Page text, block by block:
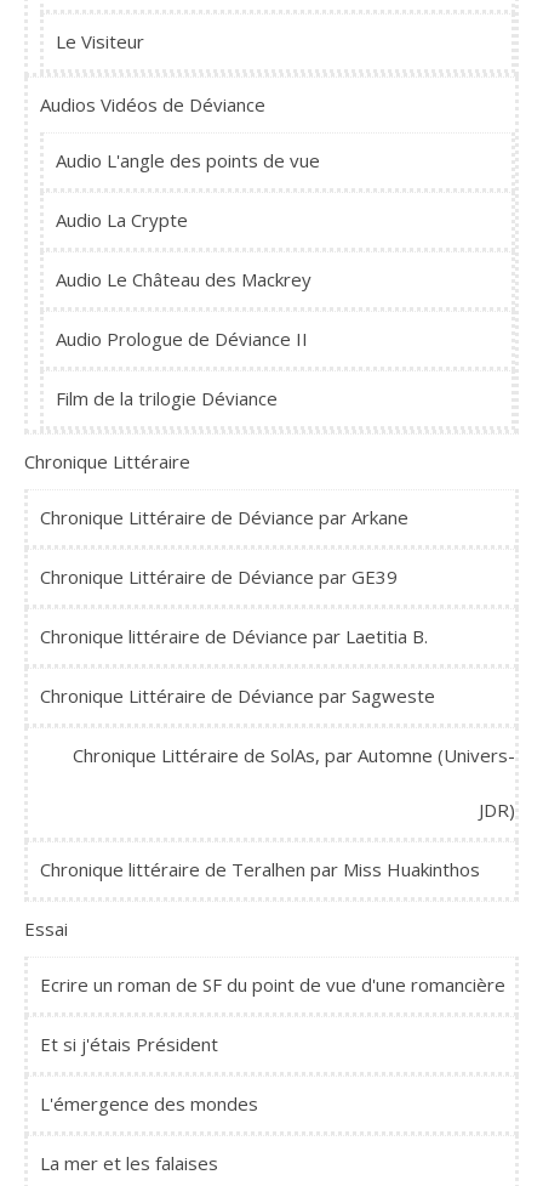
Le Visiteur
Audios Vidéos de Déviance
Audio L'angle des points de vue
Audio La Crypte
Audio Le Château des Mackrey
Audio Prologue de Déviance II
Film de la trilogie Déviance
Chronique Littéraire
Chronique Littéraire de Déviance par Arkane
Chronique Littéraire de Déviance par GE39
Chronique littéraire de Déviance par Laetitia B.
Chronique Littéraire de Déviance par Sagweste
Chronique Littéraire de SolAs, par Automne (Univers-
JDR)
Chronique littéraire de Teralhen par Miss Huakinthos
Essai
Ecrire un roman de SF du point de vue d'une romancière
Et si j'étais Président
L'émergence des mondes
La mer et les falaises